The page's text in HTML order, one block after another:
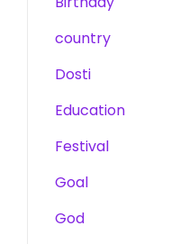
country
Dosti
Education
Festival
Goal
God